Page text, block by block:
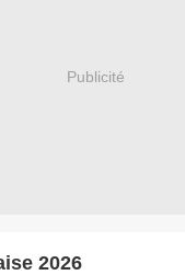
Publicité
2026